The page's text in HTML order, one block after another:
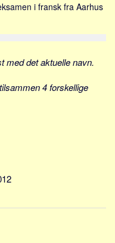
i fransk fra Aarhus
med det aktuelle navn.
4 forskellige